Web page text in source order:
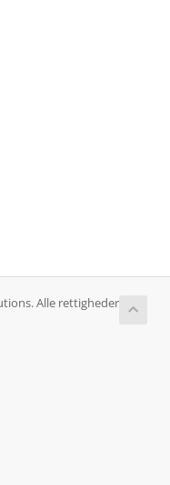
Alle rettigheder